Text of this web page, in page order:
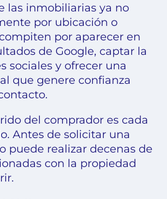
las inmobiliarias ya no
por ubicación o
por aparecer en
de Google, captar la
sociales y ofrecer una
que genere confianza
del comprador es cada
Antes de solicitar una
puede realizar decenas de
con la propiedad